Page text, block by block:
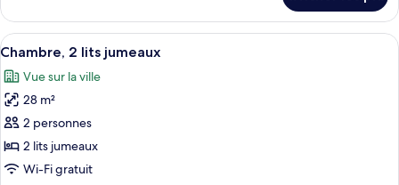
2
lits
jumeaux
Chambre
Prestige,
2
jumeaux
Afficher
toutes
les
photos
pour
ce
type
Literie hypoallergénique, minibar,
6
Chambre, 2 lits jumeaux
Vue sur la ville
28 m²
2 personnes
2 lits jumeaux
Wi-Fi gratuit